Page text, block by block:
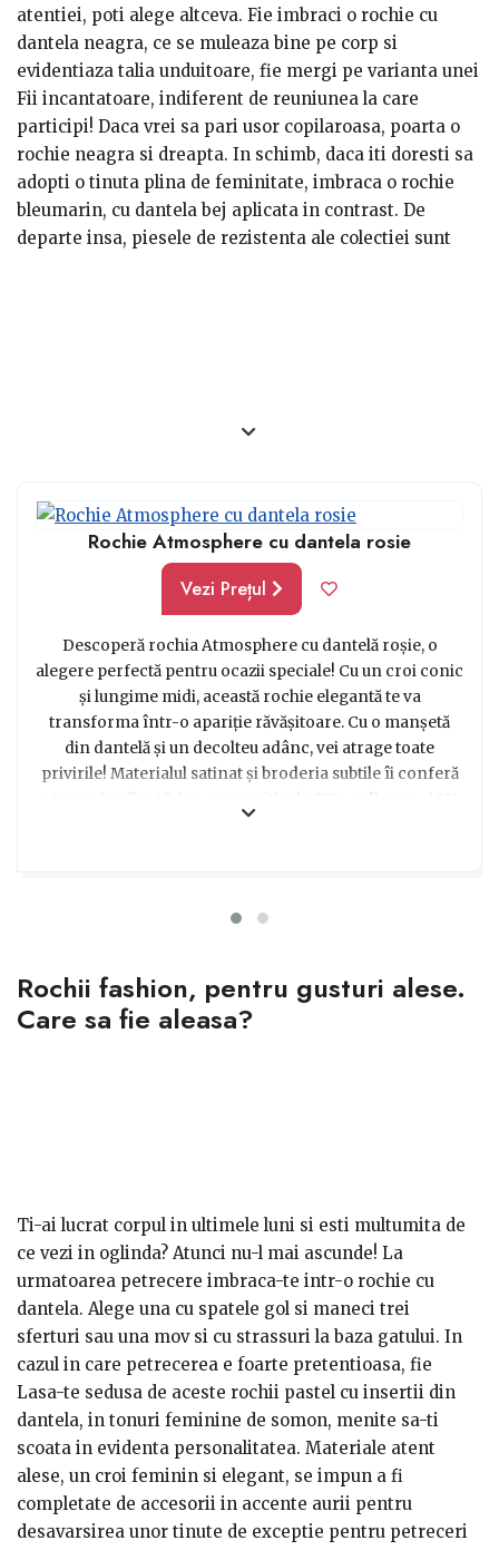
atentiei, poti alege altceva. Fie imbraci o rochie cu
dantela neagra, ce se muleaza bine pe corp si
evidentiaza talia unduitoare, fie mergi pe varianta unei
rochii in totalitate neagra, cu maneci lungi. Pentru
zilele toride, in schimb, iti recomand una cu maneci
scurte, caz in care ai nevoie de o bratara.
Fii incantatoare, indiferent de reuniunea la care
participi! Daca vrei sa pari usor copilaroasa, poarta o
rochie neagra si dreapta. In schimb, daca iti doresti sa
adopti o tinuta plina de feminitate, imbraca o rochie
bleumarin, cu dantela bej aplicata in contrast. De
departe insa, piesele de rezistenta ale colectiei sunt
Rochie Atmosphere cu dantela rosie
Vezi Prețul
Descoperă rochia Atmosphere cu dantelă roșie, o
alegere perfectă pentru ocazii speciale! Cu un croi conic
și lungime midi, această rochie elegantă te va
transforma într-o apariție răvășitoare. Cu o manșetă
din dantelă și un decolteu adânc, vei atrage toate
privirile! Materialul satinat și broderia subtile îi conferă
o textură rafinată, iar compoziția de 95% poliester și 5%
botez sau o cununie, această rochie este alegerea
confort și stil, alege rochia Atmosphere cu dantelă roșie
și lasă-te admirată!
Rochii fashion, pentru gusturi alese.
Care sa fie aleasa?
Ti-ai lucrat corpul in ultimele luni si esti multumita de
ce vezi in oglinda? Atunci nu-l mai ascunde! La
urmatoarea petrecere imbraca-te intr-o rochie cu
dantela. Alege una cu spatele gol si maneci trei
sferturi sau una mov si cu strassuri la baza gatului. In
cazul in care petrecerea e foarte pretentioasa, fie
imbraci o rochie cu insertii din dantela si cu decolteu
adanc, fie optezi pentru o rochie lunga, atat din
dantela, cat si din catifea.
Lasa-te sedusa de aceste rochii pastel cu insertii din
dantela, in tonuri feminine de somon, menite sa-ti
scoata in evidenta personalitatea. Materiale atent
alese, un croi feminin si elegant, se impun a fi
completate de accesorii in accente aurii pentru
desavarsirea unor tinute de exceptie pentru petreceri